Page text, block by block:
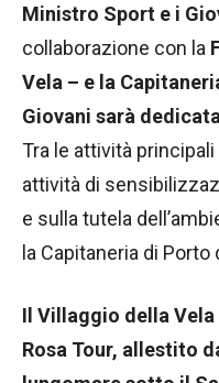
Ministro Sport e i
collaborazione con la
Vela – e la
Giovani sarà
Tra le attività
attività di
e sulla tutela
la Capitaneria di Porto
Il Villaggio della
Rosa Tour, allestito